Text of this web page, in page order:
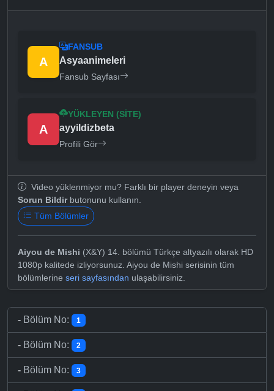
A
FANSUB
Asyaanimeleri
Fansub Sayfası
A
YÜKLEYEN (SITE)
ayyildizbeta
Profili Gör
Video yüklenmiyor mu? Farklı bir player deneyin veya
Sorun Bildirbutonunu kullanın.
Tüm Bölümler
Aiyou de Mishi (X&Y) 14. bölümü Türkçe altyazılı olarak HD
1080p kalitede izliyorsunuz. Aiyou de Mishi serisinin tüm
bölümlerine seri sayfasından ulaşabilirsiniz.
- Bölüm No: 1
- Bölüm No: 2
- Bölüm No: 3